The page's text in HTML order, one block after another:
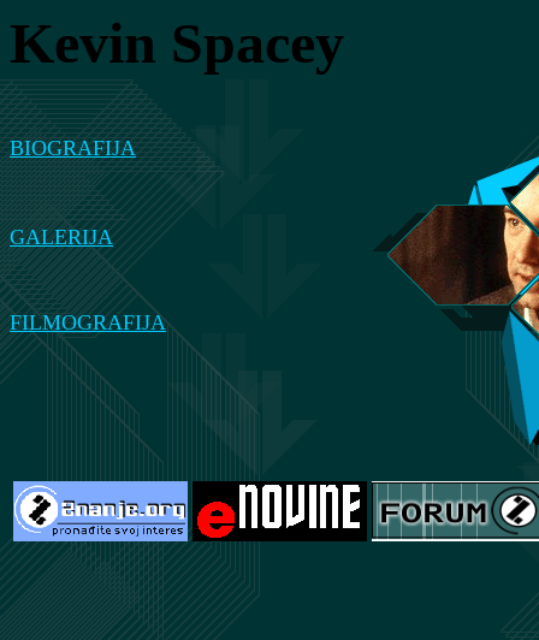
Kevin Spacey
BIOGRAFIJA
GALERIJA
FILMOGRAFIJA